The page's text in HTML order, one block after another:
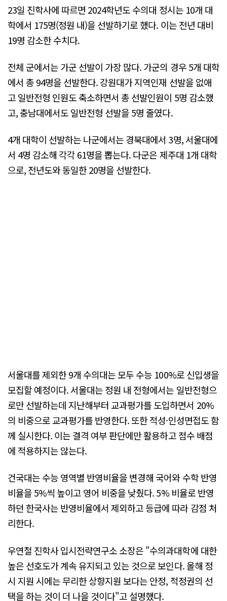
23일 진학사에 따르면 2024학년도 수의대 정시는 10개 대
학에서 175명(정원 내)을 선발하기로 했다. 이는 전년 대비
19명 감소한 수치다.
전체 군에서는 가군 선발이 가장 많다. 가군의 경우 5개 대학
에서 총 94명을 선발한다. 강원대가 지역인재 선발을 없애
고 일반전형 인원도 축소하면서 총 선발인원이 5명 감소했
고, 충남대에서도 일반전형 선발을 5명 줄였다.
4개 대학이 선발하는 나군에서는 경북대에서 3명, 서울대에
서 4명 감소해 각각 61명을 뽑는다. 다군은 제주대 1개 대학
으로, 전년도와 동일한 20명을 선발한다.
서울대를 제외한 9개 수의대는 모두 수능 100%로 신입생을
모집할 예정이다. 서울대는 정원 내 전형에서는 일반전형으
로만 선발하는데 지난해부터 교과평가를 도입하면서 20%
의 비중으로 교과평가를 반영한다. 또한 적성·인성면접도 함
께 실시한다. 이는 결격 여부 판단에만 활용하고 점수 배점
에 적용하지는 않는다.
건국대는 수능 영역별 반영비율을 변경해 국어와 수학 반영
비율을 5%씩 높이고 영어 비중을 낮췄다. 5% 비율로 반영
하던 한국사는 반영비율에서 제외하고 등급에 따라 감점 처
리한다.
우연철 진학사 입시전략연구소 소장은 "수의과대학에 대한
높은 선호도가 계속 유지되고 있는 것으로 보인다. 올해 정
시 지원 시에는 무리한 상향지원 보다는 안정, 적정권의 선
택을 하는 것이 더 나을 것이다"고 설명했다.